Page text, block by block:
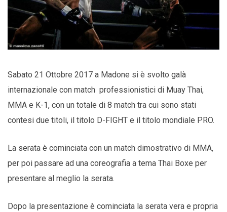
Sabato 21 Ottobre 2017 a Madone si è svolto galà
internazionale con match professionistici di Muay Thai,
MMA e K-1, con un totale di 8 match tra cui sono stati
contesi due titoli, il titolo D-FIGHT e il titolo mondiale PRO.
La serata è cominciata con un match dimostrativo di MMA,
per poi passare ad una coreografia a tema Thai Boxe per
presentare al meglio la serata.
Dopo la presentazione è cominciata la serata vera e propria